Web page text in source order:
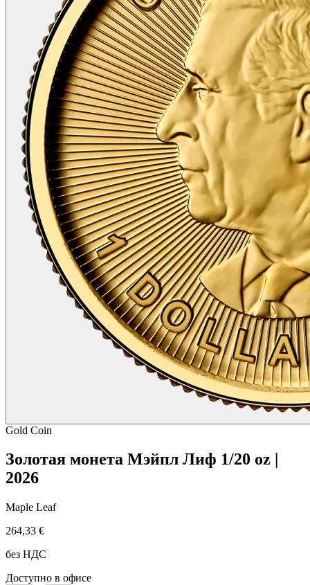
Gold Coin
Золотая монета Мэйпл Лиф 1/20 oz |
2026
Maple Leaf
264,33 €
без НДС
Доступно в офисе